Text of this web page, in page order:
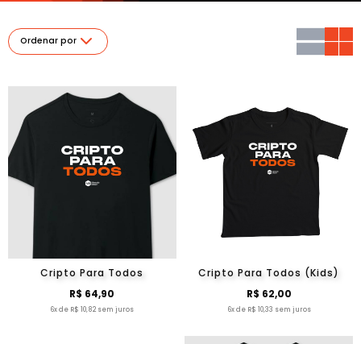
Ordenar por
Cripto Para Todos
R$ 64,90
6x de R$ 10,82 sem juros
Cripto Para Todos (Kids)
R$ 62,00
6x de R$ 10,33 sem juros